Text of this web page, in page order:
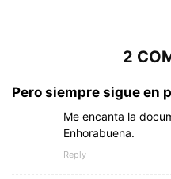
2
Pero siempre sigue en
Me encanta la
Enhorabuena.
Reply